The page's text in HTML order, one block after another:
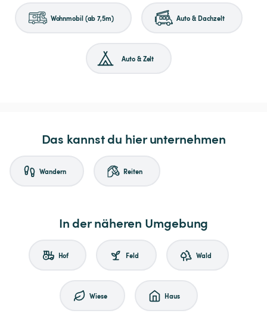
Wohnmobil (ab 7,5m) Auto & Dachzelt
Auto & Zelt
Das kannst du hier unternehmen
Wandern Reiten
In der näheren Umgebung
Hof Feld Wald
Wiese Haus